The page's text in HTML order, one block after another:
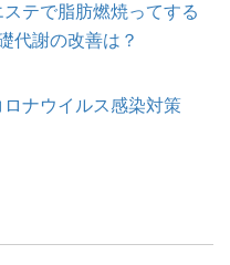
テで脂肪燃焼ってする
代謝の改善は？
ナウイルス感染対策